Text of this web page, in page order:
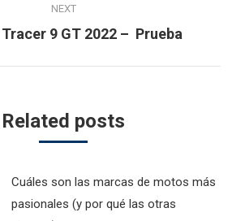
NEXT
Next
9 GT 2022 – Prueba
Related posts
Cuáles son las marcas de motos más
pasionales (y por qué las otras